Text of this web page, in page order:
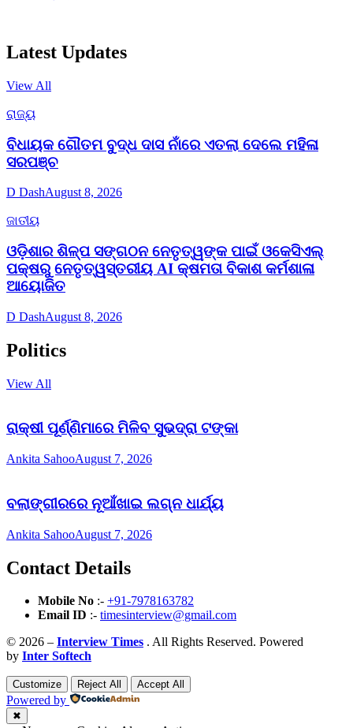
Latest Updates
View All
ରାଜ୍ୟ
ବିଧାୟକ ଗୌତମ ବୁଦ୍ଧ ଦାସ ନାଁରେ ଏତଲା ଦେଲେ ମହିଳା
ସରପଞ୍ଚ
D DashAugust 8, 2026
ଜାତୀୟ
ଓଡ଼ିଶାର ଶିଳ୍ପ ସଙ୍ଗଠନ ନେତୃତ୍ୱଙ୍କ ପାଇଁ ଓକେସିଏଲ୍
ପକ୍ଷରୁ ନେତୃତ୍ୱସ୍ତରୀୟ AI କ୍ଷମତା ବିକାଶ କର୍ମଶାଳା
ଆୟୋଜିତ
D DashAugust 8, 2026
Politics
View All
ରାକ୍ଷୀ ପୂର୍ଣ୍ଣିମାରେ ମିଳିବ ସୁଭଦ୍ରା ଟଙ୍କା
Ankita SahooAugust 7, 2026
ବଲାଙ୍ଗୀରରେ ନୂଆଁଖାଇ ଲଗ୍ନ ଧାର୍ଯ୍ୟ
Ankita SahooAugust 7, 2026
Contact Details
Mobile No :- +91-7978163782
Email ID :- timesinterview@gmail.com
© 2026 – Interview Times . All Rights Reserved. Powered
by Inter Softech
Customize Reject All Accept All
Powered by
✖